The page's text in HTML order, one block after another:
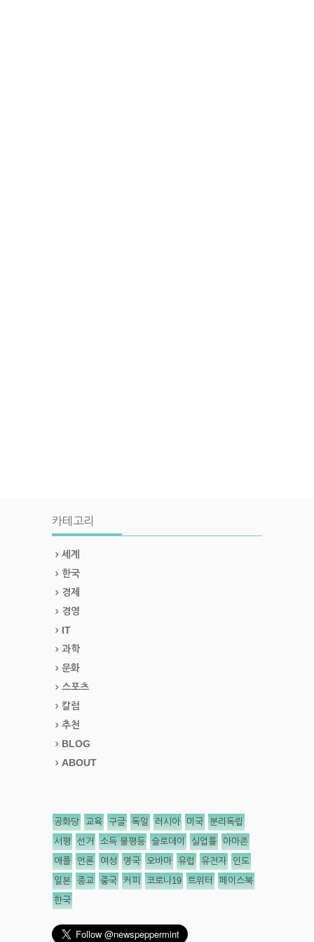
카테고리
세계
한국
경제
경영
IT
과학
문화
스포츠
칼럼
추천
BLOG
ABOUT
공화당 교육 구글 독일 러시아 미국 분리독립
서평 선거 소득 불평등 슬로데이 실업률 아마존
애플 언론 여성 영국 오바마 유럽 유전자 인도
일본 종교 중국 커피 코로나19 트위터 페이스북
한국